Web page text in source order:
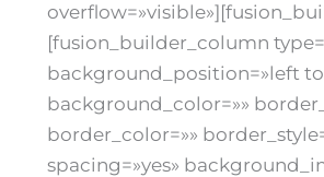
[fusion_builder_column
background_position=»left
background_color=»»
border_color=»»
spacing=»yes»